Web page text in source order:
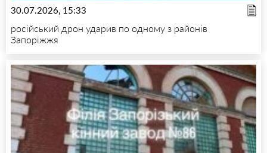
30.07.2026, 15:33
російський дрон ударив по одному з районів
Запоріжжя